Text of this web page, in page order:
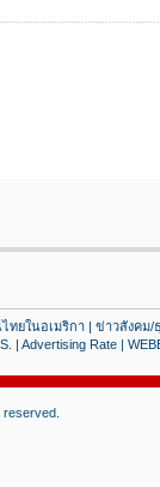
ทยในอเมริกา| ข่าวสังคม/
| Advertising Rate|